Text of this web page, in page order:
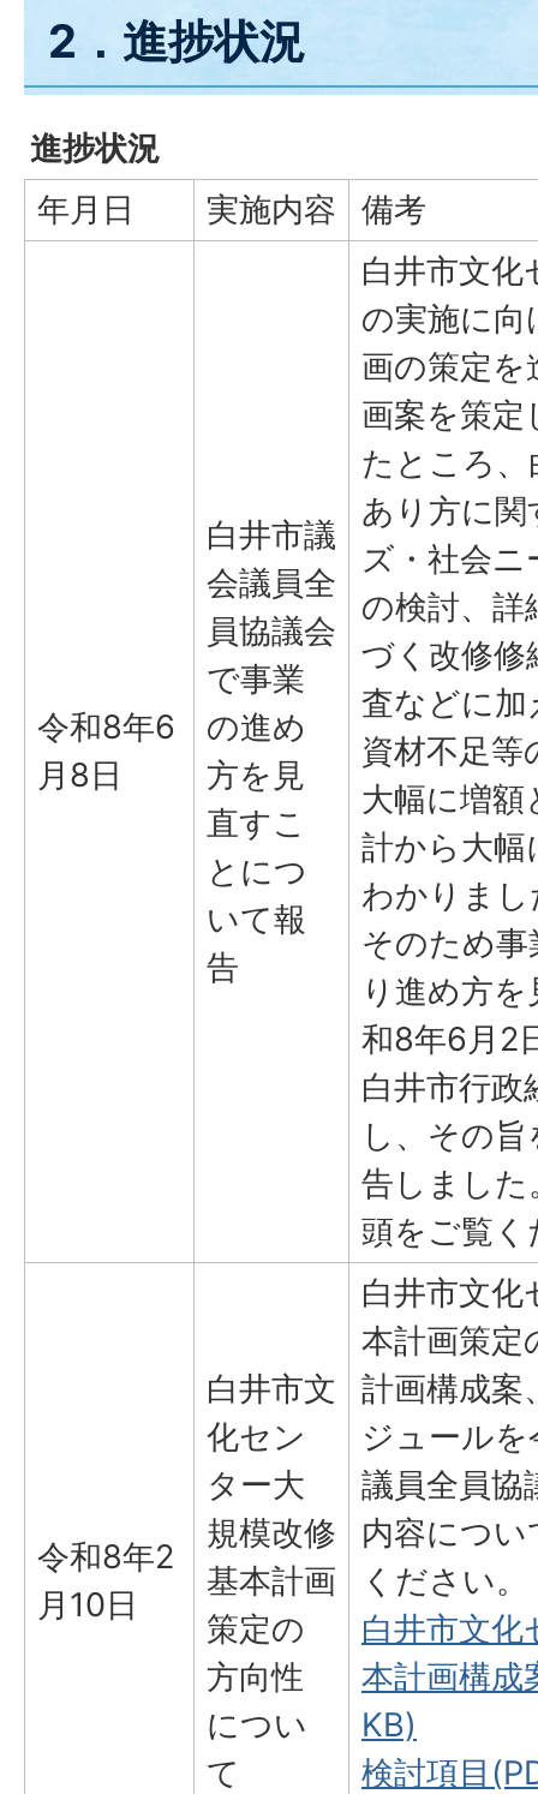
2．進捗状況
進捗状況
年月日
実施内容 備考
令和8年6
月8日
白井市議
会議員全
員協議会
で事業
の進め
方を見
直すこ
とにつ
いて報
告
白井市文化
の実施に向
画の策定
画案を策定
たところ
あり方に
ズ・社会
の検討、詳
づく改修修
査などに加
資材不足等
大幅に増額
計から大
わかりまし
そのため
り進め方
和8年6月2
白井市行政
し、その
告しまし
頭をご覧く
令和8年2
月10日
白井市文
化セン
ター大
規模改修
基本計画
策定の
方向性
につい
て
白井市文化
本計画策定
計画構成案
ジュール
議員全員協
内容につ
ください。
白井市文化
本計画構成
KB)
検討項目